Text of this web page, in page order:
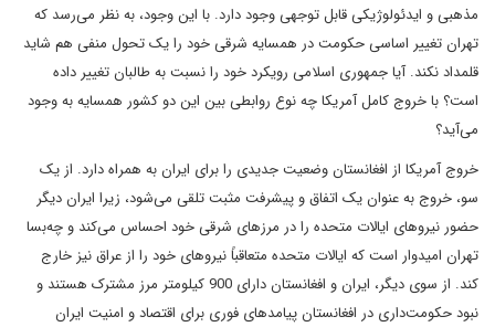
مذهبی و ایدئولوژیکی قابل توجهی وجود دارد. با این وجود، به نظر می‌رسد که
تهران تغییر اساسی حکومت در همسایه شرقی خود را یک تحول منفی هم شاید
قلمداد نکند. آیا جمهوری اسلامی رویکرد خود را نسبت به طالبان تغییر داده
است؟ با خروج کامل آمریکا چه نوع روابطی بین این دو کشور همسایه به وجود
می‌آید؟
خروج آمریکا از افغانستان وضعیت جدیدی را برای ایران به همراه دارد. از یک
سو، خروج به عنوان یک اتفاق و پیشرفت مثبت تلقی می‌شود، زیرا ایران دیگر
حضور نیروهای ایالات متحده را در مرزهای شرقی خود احساس می‌کند و چه‌بسا
تهران امیدوار است که ایالات متحده متعاقباً نیروهای خود را از عراق نیز خارج
کند. از سوی دیگر، ایران و افغانستان دارای 900 کیلومتر مرز مشترک هستند و
نبود حکومت‌داری در افغانستان پیامدهای فوری برای اقتصاد و امنیت ایران